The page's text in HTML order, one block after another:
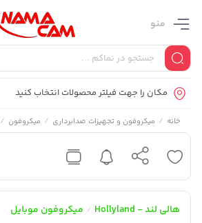
منو
مکان را جهت فیلتر محصولات انتخاب کنید
خانه / میکروفون و تجهیزات صدابرداری / میکروفون /
هالی لند - Hollyland / میکروفون موبایل